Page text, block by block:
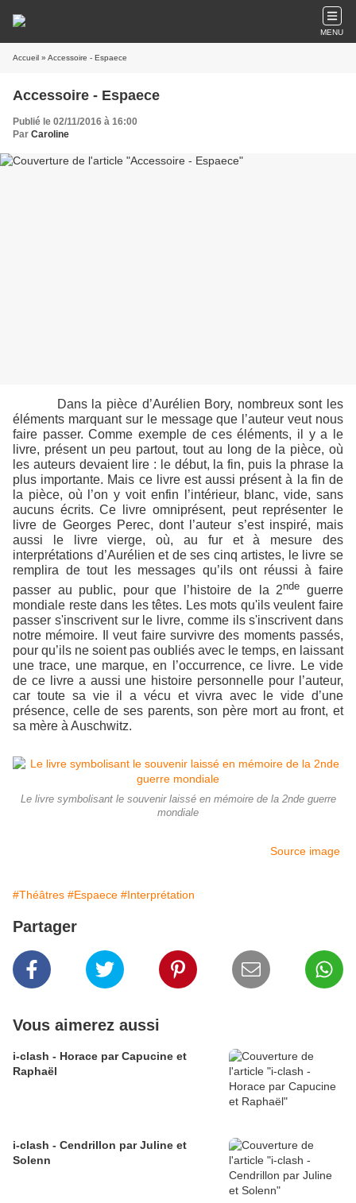
MENU
Accueil » Accessoire - Espaece
Accessoire - Espaece
Publié le 02/11/2016 à 16:00
Par Caroline
Dans la pièce d’Aurélien Bory, nombreux sont les
éléments marquant sur le message que l’auteur veut nous
faire passer. Comme exemple de ces éléments, il y a le
livre, présent un peu partout, tout au long de la pièce, où
les auteurs devaient lire : le début, la fin, puis la phrase la
plus importante. Mais ce livre est aussi présent à la fin de
la pièce, où l’on y voit enfin l’intérieur, blanc, vide, sans
aucuns écrits. Ce livre omniprésent, peut représenter le
livre de Georges Perec, dont l’auteur s’est inspiré, mais
aussi le livre vierge, où, au fur et à mesure des
interprétations d’Aurélien et de ses cinq artistes, le livre se
remplira de tout les messages qu’ils ont réussi à faire
passer au public, pour que l’histoire de la 2nde guerre
mondiale reste dans les têtes. Les mots qu'ils veulent faire
passer s'inscrivent sur le livre, comme ils s'inscrivent dans
notre mémoire. Il veut faire survivre des moments passés,
pour qu’ils ne soient pas oubliés avec le temps, en laissant
une trace, une marque, en l’occurrence, ce livre. Le vide
de ce livre a aussi une histoire personnelle pour l’auteur,
car toute sa vie il a vécu et vivra avec le vide d’une
présence, celle de ses parents, son père mort au front, et
sa mère à Auschwitz.
Le livre symbolisant le souvenir laissé en mémoire de la 2nde guerre
mondiale
Source image
#Théâtres #Espaece #Interprétation
Partager
Vous aimerez aussi
i-clash - Horace par Capucine et
Raphaël
i-clash - Cendrillon par Juline et
Solenn